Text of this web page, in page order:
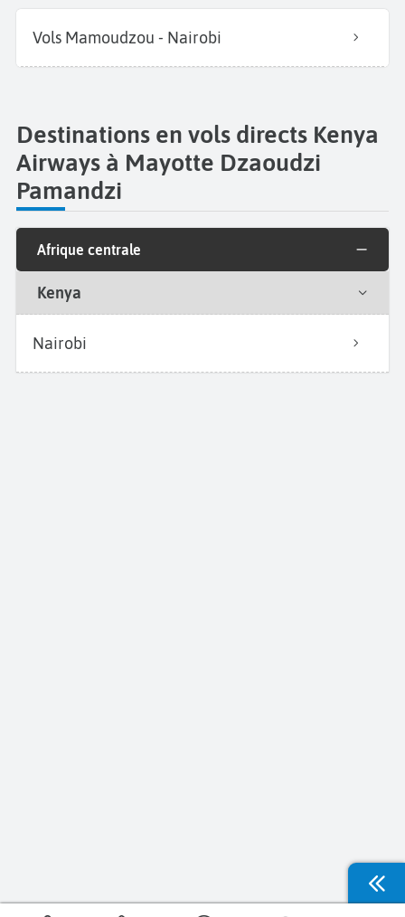
Vols Mamoudzou - Nairobi
Destinations en vols directs Kenya
Airways à Mayotte Dzaoudzi
Pamandzi
Afrique centrale
Kenya
Nairobi